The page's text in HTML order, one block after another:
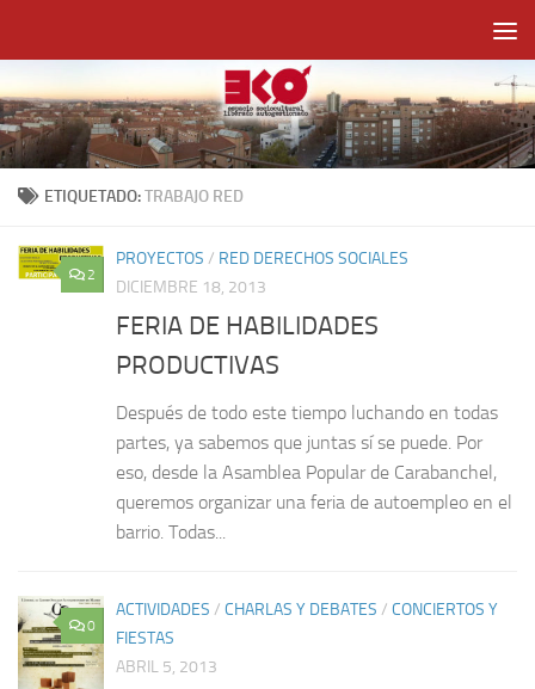
ETIQUETADO:TRABAJO RED
2
PROYECTOS / RED DERECHOS SOCIALES
DICIEMBRE 18, 2013
FERIA DE HABILIDADES
PRODUCTIVAS
Después de todo este tiempo luchando en todas
partes, ya sabemos que juntas sí se puede. Por
eso, desde la Asamblea Popular de Carabanchel,
queremos organizar una feria de autoempleo en el
barrio. Todas...
0
ACTIVIDADES / CHARLAS Y DEBATES / CONCIERTOS Y
FIESTAS
ABRIL 5, 2013